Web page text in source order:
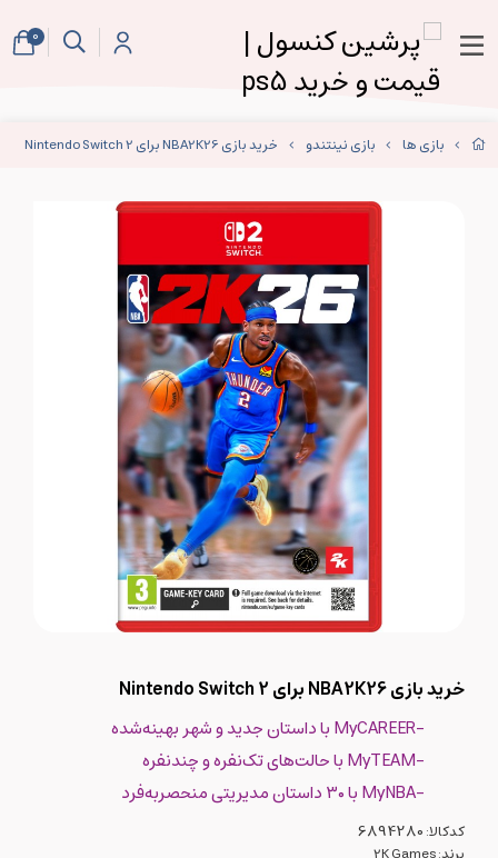
بازی ها بازی نینتندو خرید بازی NBA2K26 برای Nintendo Switch 2
خرید بازی NBA2K26 برای Nintendo Switch 2
-MyCAREER با داستان جدید و شهر بهینه‌شده
-MyTEAM با حالت‌های تک‌نفره و چندنفره
-MyNBA با ۳۰ داستان مدیریتی منحصر‌به‌فرد
کدکالا:
0